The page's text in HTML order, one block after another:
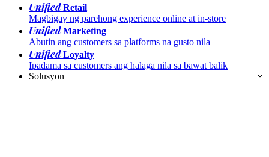
UnifiedRetail
Magbigay ng parehong experience online at in-store
UnifiedMarketing
Abutin ang customers sa platforms na gusto nila
UnifiedLoyalty
Ipadama sa customers ang halaga nila sa bawat balik
Solusyon